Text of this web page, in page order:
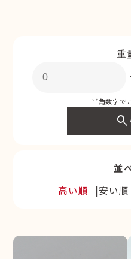
重
半角数字で
search
並
高い順
安い順